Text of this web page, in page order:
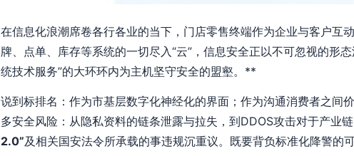
在信息化浪潮席卷各行各业的当下，门店零售终端作为企业与客户互
牌、点单、库存等系统的一切尽入“云”，信息安全正以不可忽视的形
统技术服务”的大环环内为主机坚守安全的盟壑。**
说到标排名：作为市基层数字化神经化的界面；作为沟通消费者之
多安全风险：从隐私资料的链条泄露与拉失，到DDOS攻击对于产业
2.0”及相关国安法令所承载的事违规沉重议。既要背负标准化降警的